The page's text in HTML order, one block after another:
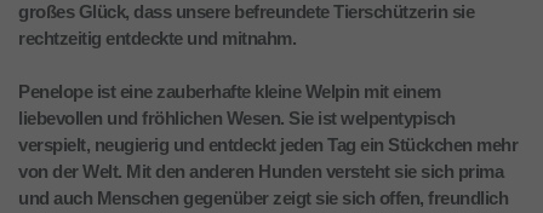
großes Glück, dass unsere befreundete Tierschützerin sie
rechtzeitig entdeckte und mitnahm.
Penelope ist eine zauberhafte kleine Welpin mit einem
liebevollen und fröhlichen Wesen. Sie ist welpentypisch
verspielt, neugierig und entdeckt jeden Tag ein Stückchen mehr
von der Welt. Mit den anderen Hunden versteht sie sich prima
und auch Menschen gegenüber zeigt sie sich offen, freundlich